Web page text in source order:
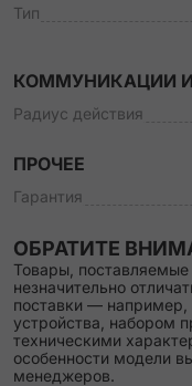
Тип
КОММУНИКАЦИИ
Радиус действия
ПРОЧЕЕ
Гарантия
ОБРАТИТЕ
Товары,
незначительно
поставки — например,
устройства, набором
техническими
особенности модели
менеджеров.